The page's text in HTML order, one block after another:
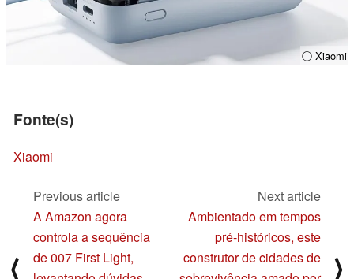
ⓘ Xiaomi
Fonte(s)
Xiaomi
⟨
Previous article
A Amazon agora
controla a sequência
de 007 First Light,
Next article
Ambientado em tempos
pré-históricos, este
construtor de cidades de
⟩